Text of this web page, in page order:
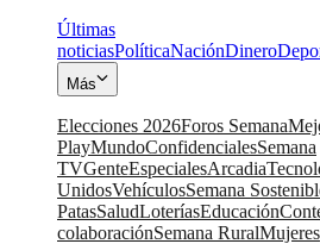
Últimas
noticiasPolíticaNaciónDinero
Más
Elecciones 2026Foros Semana
PlayMundoConfidencialesSemana
TVGenteEspecialesArcadia
UnidosVehículosSemana
PatasSaludLoteríasEducación
colaboraciónSemana RuralMujeres